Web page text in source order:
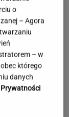
Pod
o
– Agora
– w
którego
danych